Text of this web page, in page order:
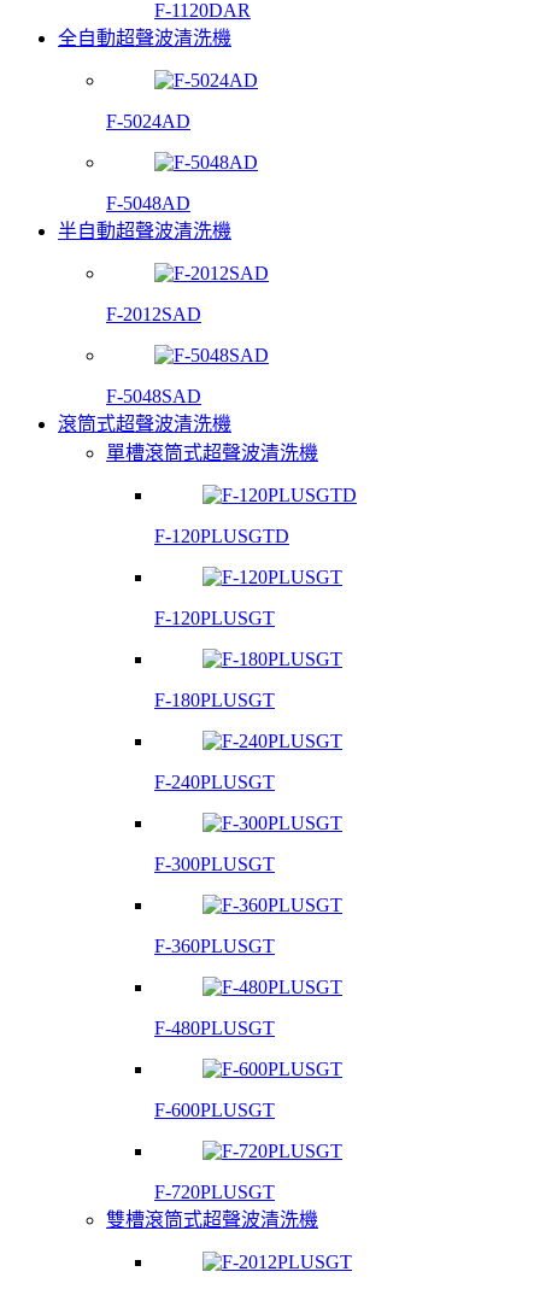
F-1120DAR
全自動超聲波清洗機
F-5024AD
F-5048AD
半自動超聲波清洗機
F-2012SAD
F-5048SAD
滾筒式超聲波清洗機
單槽滾筒式超聲波清洗機
F-120PLUSGTD
F-120PLUSGT
F-180PLUSGT
F-240PLUSGT
F-300PLUSGT
F-360PLUSGT
F-480PLUSGT
F-600PLUSGT
F-720PLUSGT
雙槽滾筒式超聲波清洗機